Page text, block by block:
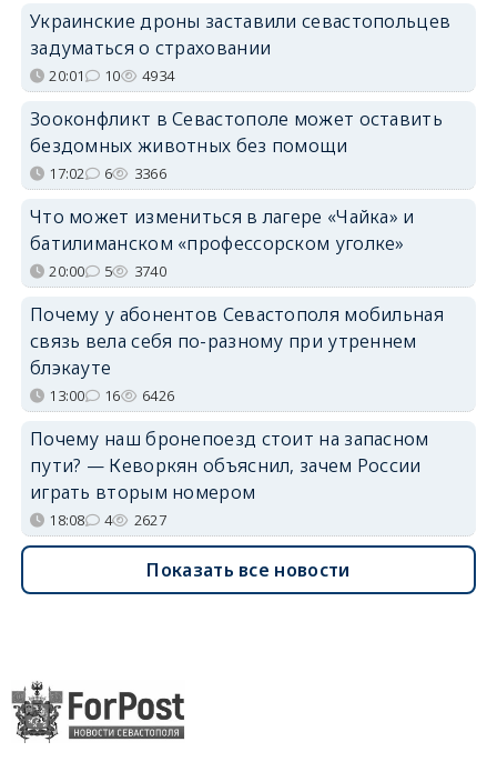
Украинские дроны заставили севастопольцев
задуматься о страховании
20:01 10 4934
Зооконфликт в Севастополе может оставить
бездомных животных без помощи
17:02 6 3366
Что может измениться в лагере «Чайка» и
батилиманском «профессорском уголке»
20:00 5 3740
Почему у абонентов Севастополя мобильная
связь вела себя по-разному при утреннем
блэкауте
13:00 16 6426
Почему наш бронепоезд стоит на запасном
пути? — Кеворкян объяснил, зачем России
играть вторым номером
18:08 4 2627
Показать все новости